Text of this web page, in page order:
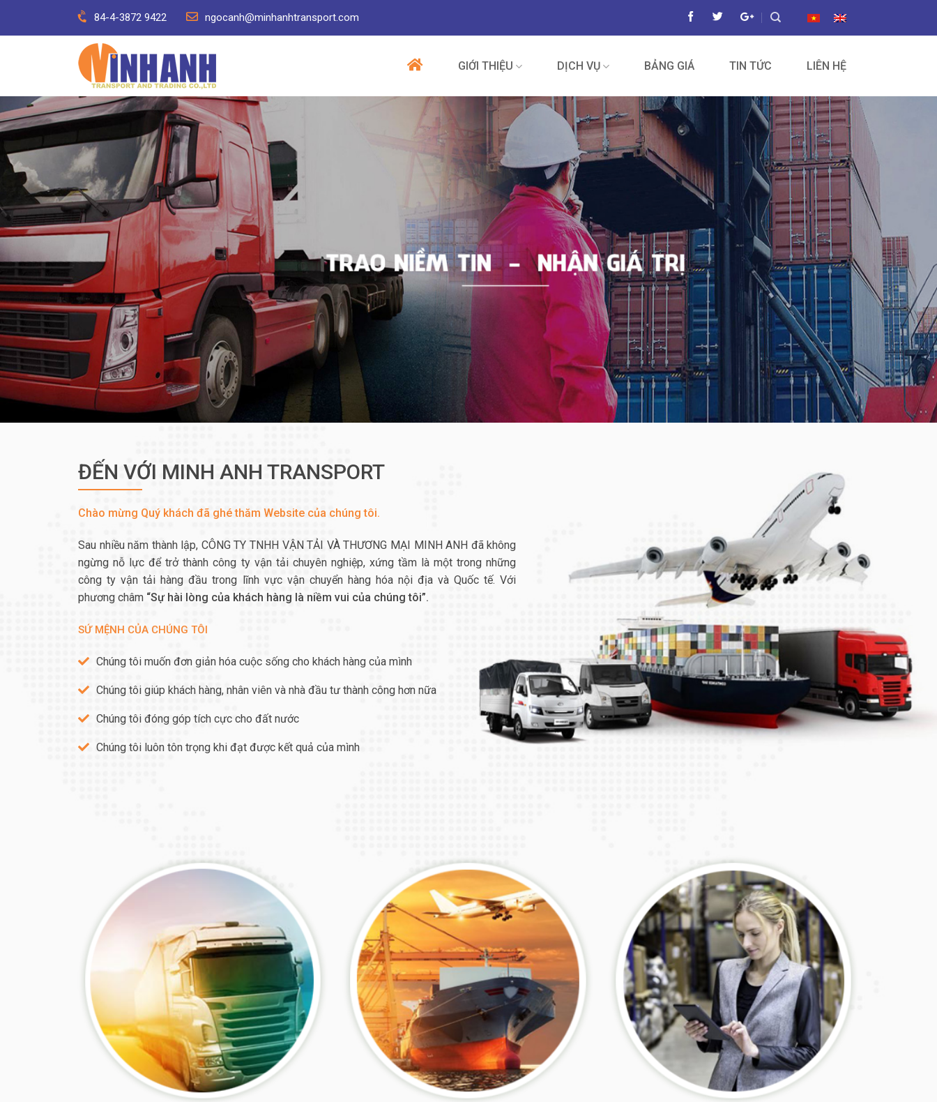
84-4-3872 9422 ngocanh@minhanhtransport.com
GIỚI THIỆU DỊCH VỤ BẢNG GIÁ TIN TỨC LIÊN HỆ
ĐẾN VỚI MINH ANH TRANSPORT
Chào mừng Quý khách đã ghé thăm Website của chúng tôi.
Sau nhiều năm thành lập, CÔNG TY TNHH VẬN TẢI VÀ THƯƠNG MẠI MINH ANH đã không
ngừng nỗ lực để trở thành công ty vận tải chuyên nghiệp, xứng tầm là một trong những
công ty vận tải hàng đầu trong lĩnh vực vận chuyển hàng hóa nội địa và Quốc tế. Với
phương châm “Sự hài lòng của khách hàng là niềm vui của chúng tôi”.
SỨ MỆNH CỦA CHÚNG TÔI
Chúng tôi muốn đơn giản hóa cuộc sống cho khách hàng của mình
Chúng tôi giúp khách hàng, nhân viên và nhà đầu tư thành công hơn nữa
Chúng tôi đóng góp tích cực cho đất nước
Chúng tôi luôn tôn trọng khi đạt được kết quả của mình